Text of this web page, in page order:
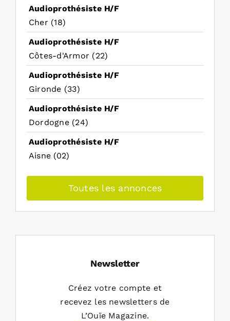
Audioprothésiste H/F
Cher (18)
Audioprothésiste H/F
Côtes-d'Armor (22)
Audioprothésiste H/F
Gironde (33)
Audioprothésiste H/F
Dordogne (24)
Audioprothésiste H/F
Aisne (02)
Toutes les annonces
Newsletter
Créez votre compte et
recevez les newsletters de
L’Ouïe Magazine.